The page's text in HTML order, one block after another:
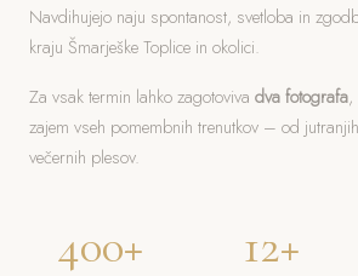
Navdihujejo naju spontanost, svetloba in
kraju Šmarješke Toplice in okolici.
Za vsak termin lahko zagotoviva dva fotografa,
zajem vseh pomembnih trenutkov – od
večernih plesov.
400+ 12+